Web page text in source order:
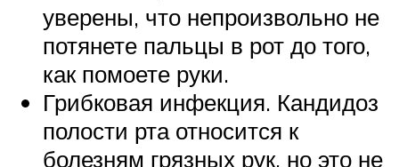
уверены, что непроизвольно не
потянете пальцы в рот до того,
как помоете руки.
Грибковая инфекция. Кандидоз
полости рта относится к
болезням грязных рук, но это не